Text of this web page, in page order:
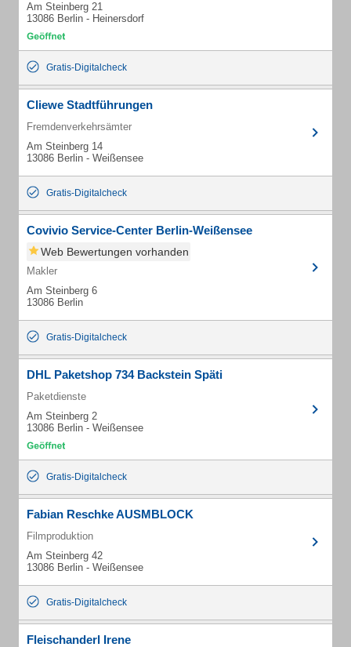
Am Steinberg 21
13086 Berlin - Heinersdorf
Gratis-Digitalcheck
Cliewe Stadtführungen
Fremdenverkehrsämter
Am Steinberg 14
13086 Berlin - Weißensee
Gratis-Digitalcheck
Covivio Service-Center Berlin-Weißensee
Web Bewertungen vorhanden
Makler
Am Steinberg 6
13086 Berlin
Gratis-Digitalcheck
DHL Paketshop 734 Backstein Späti
Paketdienste
Am Steinberg 2
13086 Berlin - Weißensee
Gratis-Digitalcheck
Fabian Reschke AUSMBLOCK
Filmproduktion
Am Steinberg 42
13086 Berlin - Weißensee
Gratis-Digitalcheck
Fleischanderl Irene